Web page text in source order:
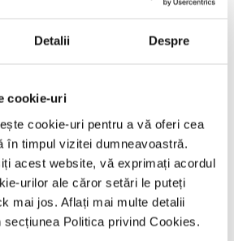
Detalii Despre
cookie-uri
cookie-uri pentru a vă oferi cea
în timpul vizitei dumneavoastră.
acest website, vă exprimați acordul
urilor ale căror setări le puteți
mai jos. Aflați mai multe detalii
Politica privind Cookies.